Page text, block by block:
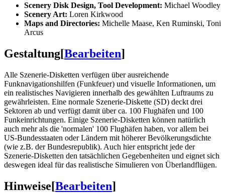
Scenery Disk Design, Tool Development: Michael Woodley
Scenery Art: Loren Kirkwood
Maps and Directories: Michelle Maase, Ken Ruminski, Toni
Arcus
Gestaltung[Bearbeiten]
Alle Szenerie-Disketten verfügen über ausreichende
Funknavigationshilfen (Funkfeuer) und visuelle Informationen, um
ein realistisches Navigieren innerhalb des gewählten Luftraums zu
gewährleisten. Eine normale Szenerie-Diskette (SD) deckt drei
Sektoren ab und verfügt damit über ca. 100 Flughäfen und 100
Funkeinrichtungen. Einige Szenerie-Disketten können natürlich
auch mehr als die 'normalen' 100 Flughäfen haben, vor allem bei
US-Bundesstaaten oder Ländern mit höherer Bevölkerungsdichte
(wie z.B. der Bundesrepublik). Auch hier entspricht jede der
Szenerie-Disketten den tatsächlichen Gegebenheiten und eignet sich
deswegen ideal für das realistische Simulieren von Überlandflügen.
Hinweise[Bearbeiten]